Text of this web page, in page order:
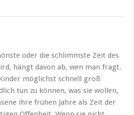
oder die schlimmste Zeit des
hängt davon ab, wen man fragt.
möglichst schnell groß
tun zu können, was sie wollen,
ihre frühen Jahre als Zeit der